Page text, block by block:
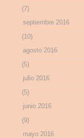
(7)
septiembre 2016
(10)
agosto 2016
(5)
julio 2016
(5)
junio 2016
(9)
mayo 2016